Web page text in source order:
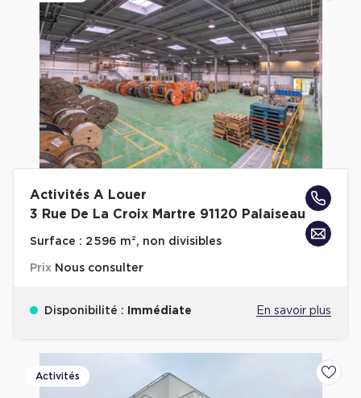
Activités A Louer
3 Rue De La Croix Martre 91120 Palaiseau
Surface : 2 596 m², non divisibles
Prix Nous consulter
Disponibilité : Immédiate En savoir plus
Activités